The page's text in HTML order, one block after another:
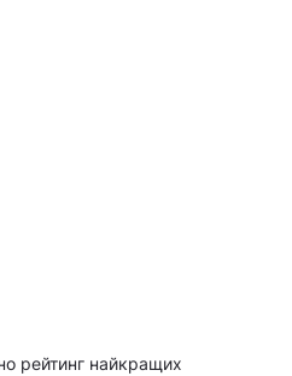
рейтинг найкращих